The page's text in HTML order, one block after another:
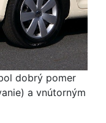
dobrý pomer
a vnútorným